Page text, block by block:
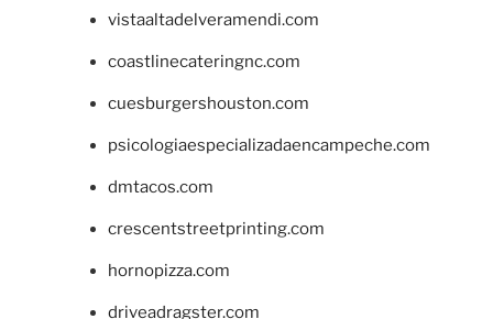
vistaaltadelveramendi.com
coastlinecateringnc.com
cuesburgershouston.com
psicologiaespecializadaencampeche.com
dmtacos.com
crescentstreetprinting.com
hornopizza.com
driveadragster.com